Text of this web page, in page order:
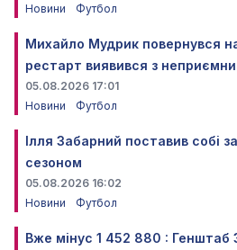
Новини
Футбол
Михайло Мудрик повернувся
рестарт виявився з
05.08.2026 17:01
Новини
Футбол
Ілля Забарний поставив собі
сезоном
05.08.2026 16:02
Новини
Футбол
Вже мінус 1 452 880 : Генштаб